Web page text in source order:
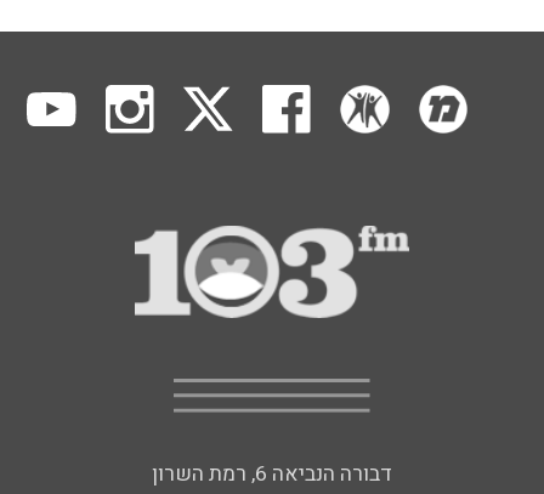
דבורה הנביאה 6, רמת השרון